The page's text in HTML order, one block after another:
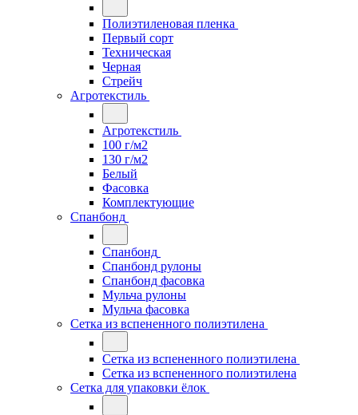
Полиэтиленовая пленка
Первый сорт
Техническая
Черная
Стрейч
Агротекстиль
Агротекстиль
100 г/м2
130 г/м2
Белый
Фасовка
Комплектующие
Спанбонд
Спанбонд
Спанбонд рулоны
Спанбонд фасовка
Мульча рулоны
Мульча фасовка
Сетка из вспененного полиэтилена
Сетка из вспененного полиэтилена
Сетка из вспененного полиэтилена
Сетка для упаковки ёлок